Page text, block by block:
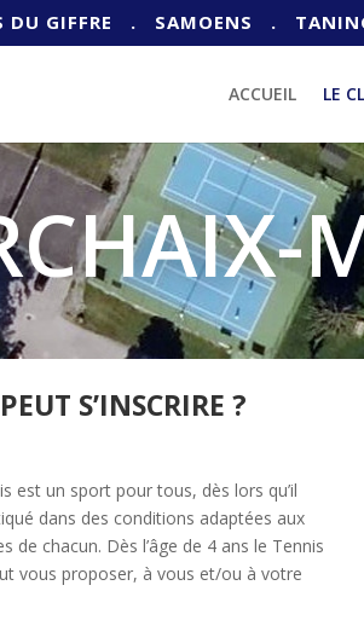
GIFFRE . SAMOENS .
ACCUEIL LE
S’INSCRIRE ?
est un sport pour tous, dès lors qu’il
dans des conditions adaptées aux
de chacun. Dès l’âge de 4 ans le Tennis
vous proposer, à vous et/ou à votre